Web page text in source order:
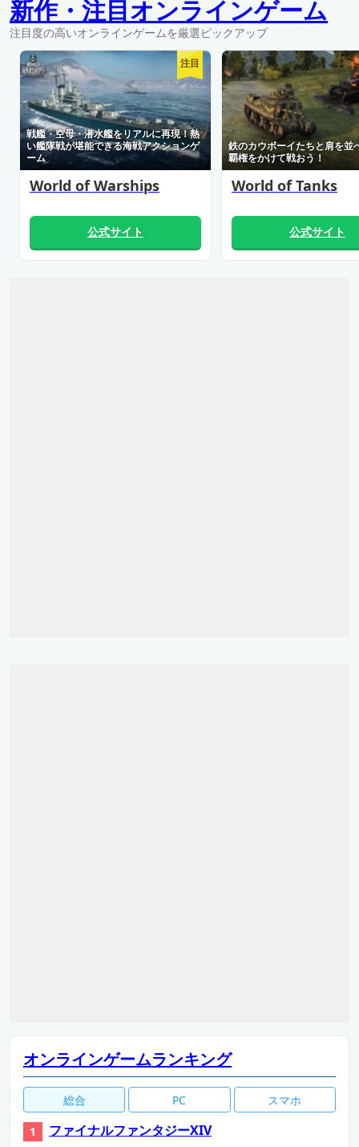
新作・注目オンラインゲーム
注目度の高いオンラインゲームを厳選ピックアップ
World of Warships
戦艦・空母・潜水艦をリアルに再現！熱
い艦隊戦が堪能できる海戦アクションゲ
ーム
注目
公式サイト
World of Tanks
鉄のカウボーイたちと肩を並
覇権をかけて戦おう！
公式サイト
オンラインゲームランキング
総合 PC スマホ
ファイナルファンタジーXIV